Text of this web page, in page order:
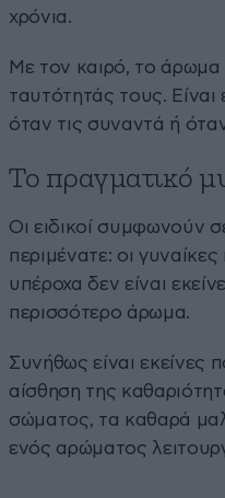
χρόνια.
Με τον καιρό, το άρωμα
ταυτότητάς τους. Είναι
όταν τις συναντά ή
Το πραγματικό
Οι ειδικοί συμφωνούν
περιμένατε: οι
υπέροχα δεν είναι
περισσότερο άρωμα.
Συνήθως είναι εκείνες
αίσθηση της
σώματος, τα καθαρά
ενός αρώματος